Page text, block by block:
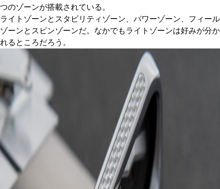
つのゾーンが搭載されている。
ライトゾーンとスタビリティゾーン、パワーゾーン、フィール
ゾーンとスピンゾーンだ。なかでもライトゾーンは好みが分か
れるところだろう。